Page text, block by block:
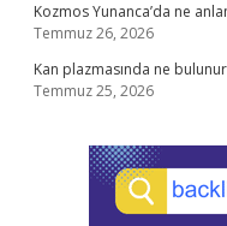
Kozmos Yunanca’da ne
Temmuz 26, 2026
Kan plazmasında ne
Temmuz 25, 2026